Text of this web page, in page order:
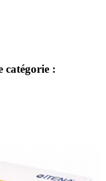
catégorie :